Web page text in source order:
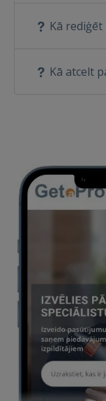
Kā
Kā atcelt